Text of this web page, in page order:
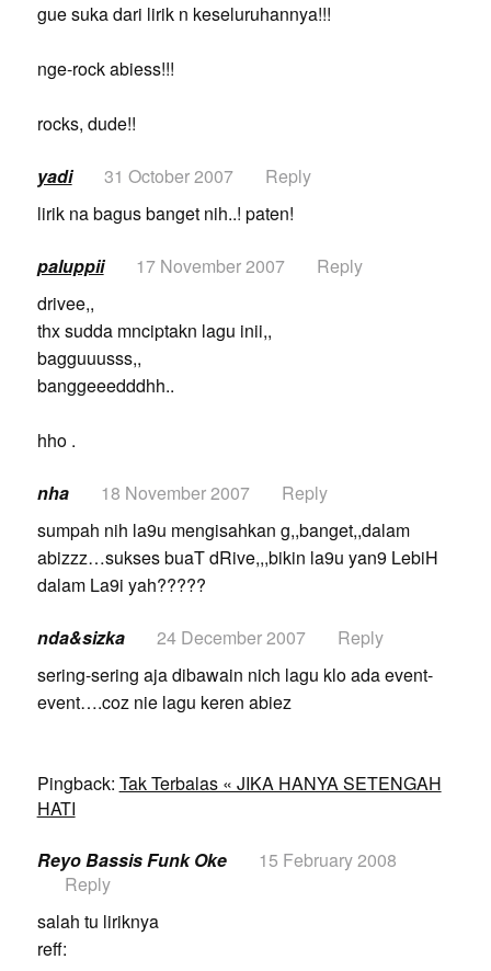
gue suka dari lirik n keseluruhannya!!!
nge-rock abiess!!!
rocks, dude!!
yadi 31 October 2007
Reply
lirik na bagus banget nih..! paten!
paluppii 17 November 2007
Reply
drivee,,
thx sudda mnciptakn lagu inii,,
bagguuusss,,
banggeeedddhh..
hho .
nha 18 November 2007
Reply
sumpah nih la9u mengisahkan g,,banget,,dalam
abizzz…sukses buaT dRive,,,bikin la9u yan9 LebiH
dalam La9i yah?????
nda&sizka 24 December 2007
Reply
sering-sering aja dibawain nich lagu klo ada event-
event….coz nie lagu keren abiez
Pingback: Tak Terbalas « JIKA HANYA SETENGAH
HATI
Reyo Bassis Funk Oke
15 February 2008
Reply
salah tu liriknya
reff: